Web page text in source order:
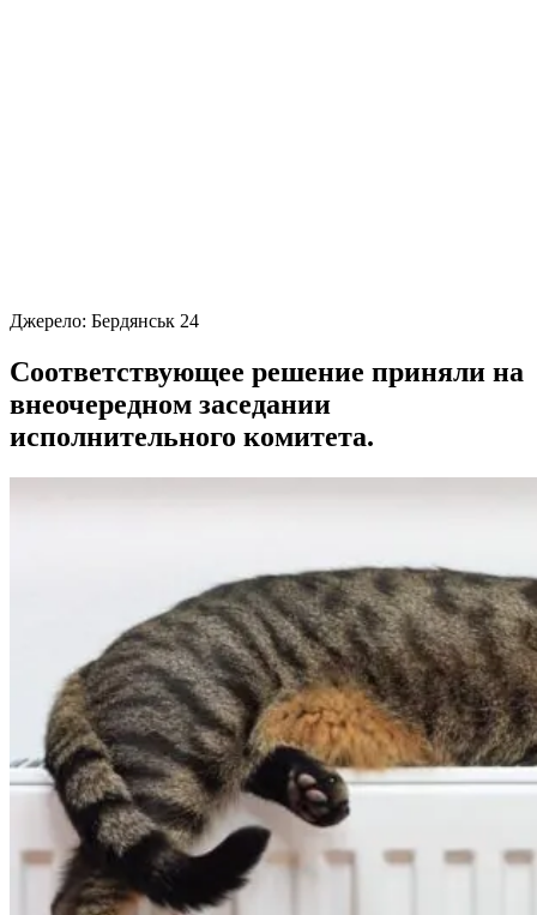
Джерело: Бердянськ 24
Соответствующее решение приняли на
внеочередном заседании
исполнительного комитета.